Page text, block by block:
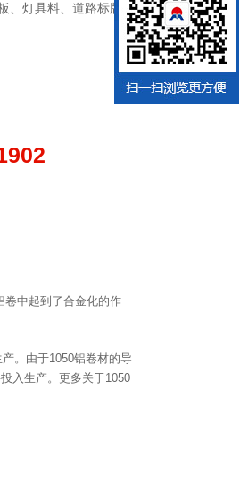
、灯具料、道路标牌、
卷中起到了合金化的作
。由于1050铝卷材的导
入生产。更多关于1050